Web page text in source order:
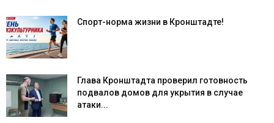
Спорт-норма жизни в Кронштадте!
Глава Кронштадта проверил готовность
подвалов домов для укрытия в случае
атаки...